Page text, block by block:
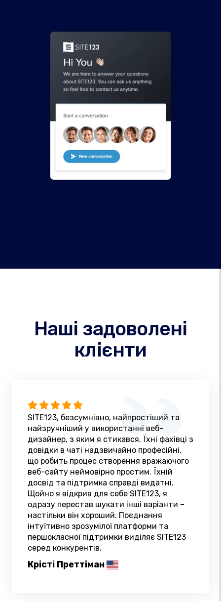
Наші задоволені
клієнти
SITE123, безсумнівно, найпростіший та
найзручніший у використанні веб-
дизайнер, з яким я стикався. Їхні фахівці з
довідки в чаті надзвичайно професійні,
що робить процес створення вражаючого
веб-сайту неймовірно простим. Їхній
досвід та підтримка справді видатні.
Щойно я відкрив для себе SITE123, я
одразу перестав шукати інші варіанти –
настільки він хороший. Поєднання
інтуїтивно зрозумілої платформи та
першокласної підтримки виділяє SITE123
серед конкурентів.
Крісті Преттіман